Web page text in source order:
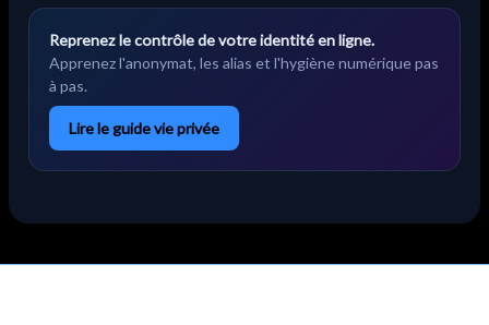
Reprenez le contrôle de votre identité en ligne.
Apprenez l'anonymat, les alias et l'hygiène numérique pas
à pas.
Lire le guide vie privée